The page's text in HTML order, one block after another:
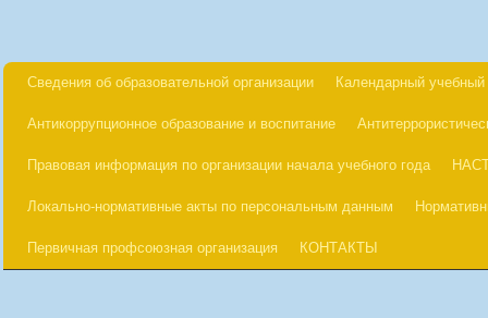
Сведения об образовательной организации Календарный
Антикоррупционное образование и воспитание
Правовая информация по организации начала учебного года
Локально-нормативные акты по персональным данным
Первичная профсоюзная организация КОНТАКТЫ